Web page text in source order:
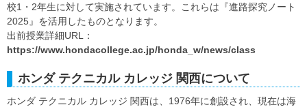
校1・2年生に対して実施されています。これらは『進路探究ノート
2025』を活用したものとなります。
出前授業詳細URL：
https://www.hondacollege.ac.jp/honda_w/news/class
ホンダ テクニカル カレッジ 関西について
ホンダ テクニカル カレッジ 関西は、1976年に創設され、現在は海